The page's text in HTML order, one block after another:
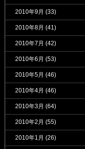
2010年9月 (33)
2010年8月 (41)
2010年7月 (42)
2010年6月 (53)
2010年5月 (46)
2010年4月 (46)
2010年3月 (64)
2010年2月 (55)
2010年1月 (26)